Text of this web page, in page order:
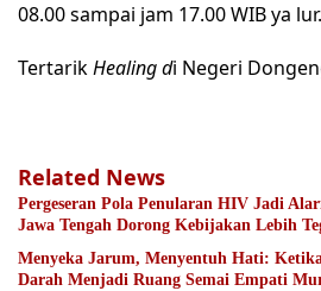
08.00 sampai jam 17.00 WIB ya lur.
TertarikHealing di Negeri
Related News
Pergeseran Pola Penularan HIV Jadi
Jawa Tengah Dorong Kebijakan Lebih
Menyeka Jarum, Menyentuh Hati: Ketika Praktikum Golongan
Darah Menjadi Ruang Semai Empati